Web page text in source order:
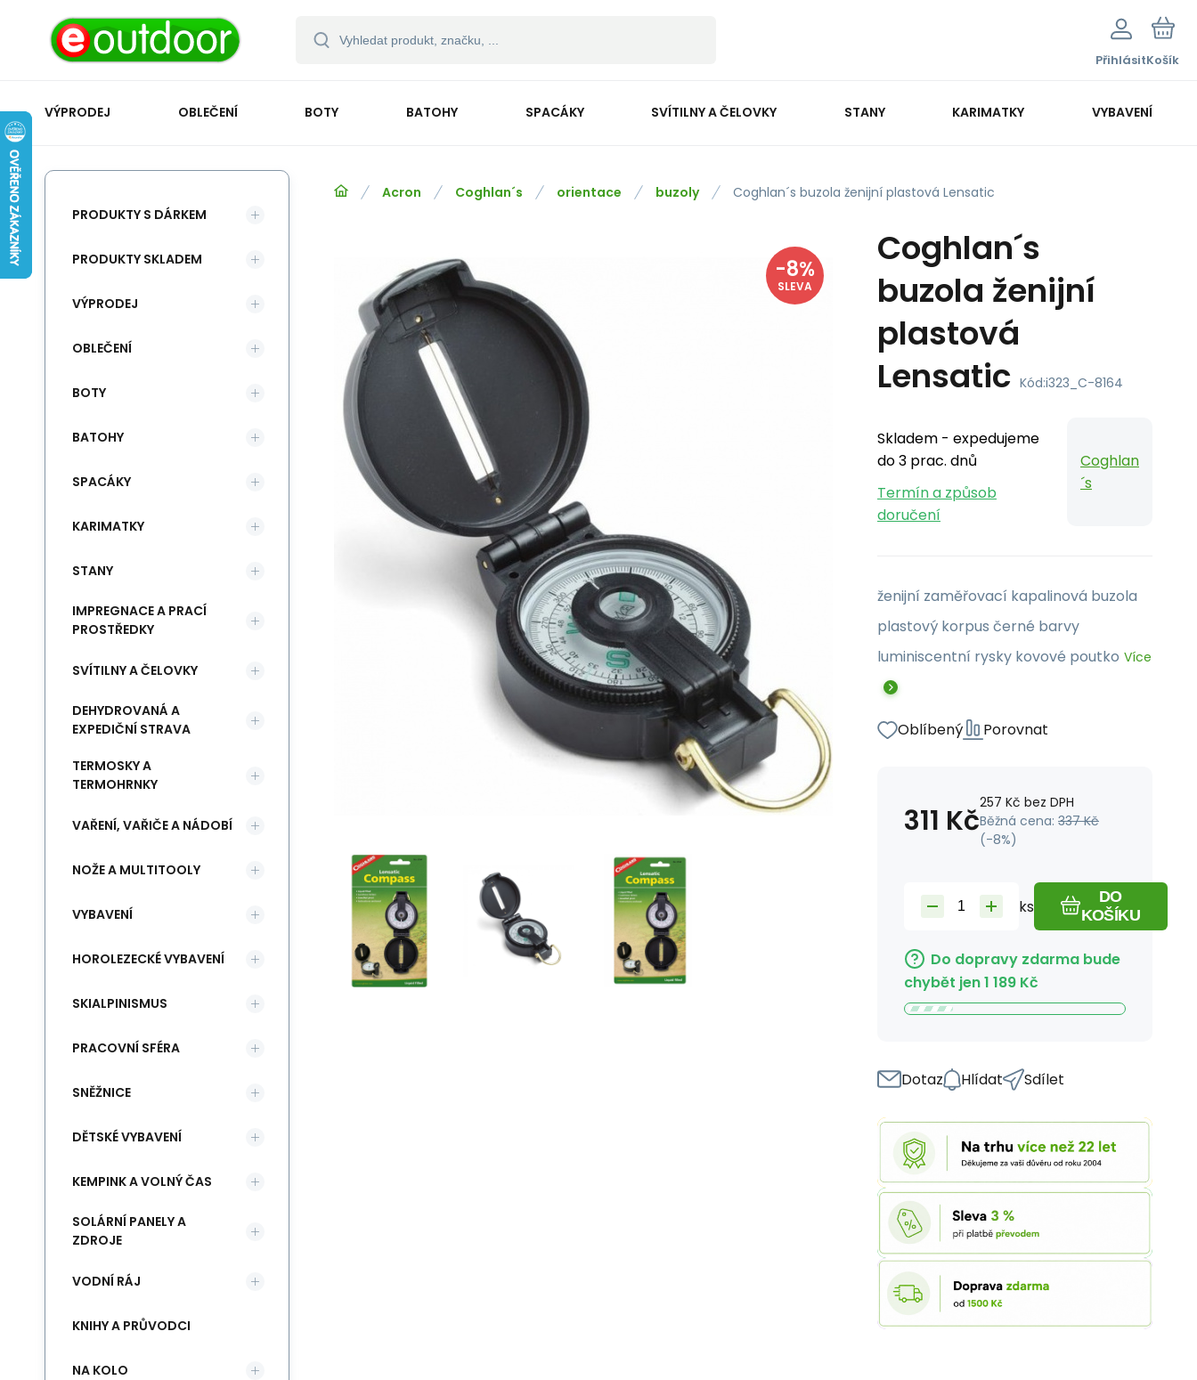
PřihlásitKošík
VÝPRODEJ OBLEČENÍ BOTY BATOHY SPACÁKY SVÍTILNY A ČELOVKY STANY KARIMATKY VYBAVENÍ
Acron Coghlan´s orientace buzoly Coghlan´s buzola ženijní plastová Lensatic
-8%
SLEVA
Coghlan´s
buzola ženijní
plastová
Lensatic Kód:i323_C-8164
Skladem - expedujeme
do 3 prac. dnů
Termín a způsob
doručení
Coghlan
´s
ženijní zaměřovací kapalinová buzola
plastový korpus černé barvy
luminiscentní rysky kovové poutko Více
Oblíbený Porovnat
311 Kč257 Kč bez DPH
Běžná cena: 337 Kč
(-8%)
ks
DO
KOŠÍKU
Do dopravy zdarma bude
chybět jen1 189 Kč
Dotaz Hlídat Sdílet
PRODUKTY S DÁRKEM
PRODUKTY SKLADEM
VÝPRODEJ
OBLEČENÍ
BOTY
BATOHY
SPACÁKY
KARIMATKY
STANY
IMPREGNACE A PRACÍ
PROSTŘEDKY
SVÍTILNY A ČELOVKY
DEHYDROVANÁ A
EXPEDIČNÍ STRAVA
TERMOSKY A
TERMOHRNKY
VAŘENÍ, VAŘIČE A NÁDOBÍ
NOŽE A MULTITOOLY
VYBAVENÍ
HOROLEZECKÉ VYBAVENÍ
SKIALPINISMUS
PRACOVNÍ SFÉRA
SNĚŽNICE
DĚTSKÉ VYBAVENÍ
KEMPINK A VOLNÝ ČAS
SOLÁRNÍ PANELY A
ZDROJE
VODNÍ RÁJ
KNIHY A PRŮVODCI
NA KOLO